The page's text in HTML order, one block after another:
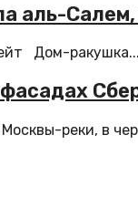
аль-
Дом-ракушка...
реки, в